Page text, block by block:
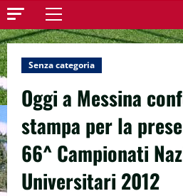
Menu
principale
Senza categoria
Oggi a Messina
stampa per la
66^ Campionati
Universitari 2012